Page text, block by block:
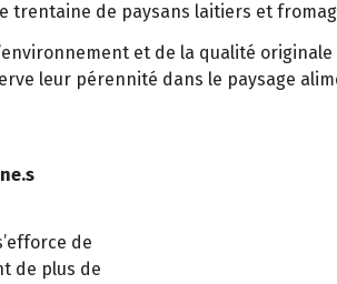
trentaine de paysans laitiers et
et de la qualité
leur pérennité dans le paysage
de
de plus de